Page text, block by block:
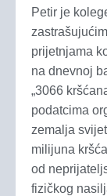
Petir je
prijetnjama
na dnevnoj
„3066
podatcima
zemalja
milijuna
od
fizičkog